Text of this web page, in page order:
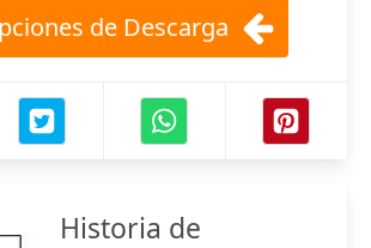
de Descarga
Historia de